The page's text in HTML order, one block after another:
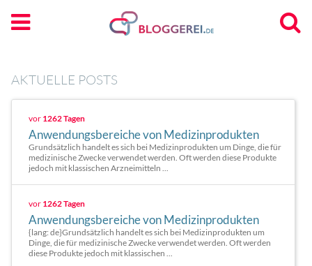
AKTUELLE POSTS
vor 1262 Tagen
Anwendungsbereiche von Medizinprodukten
Grundsätzlich handelt es sich bei Medizinprodukten um Dinge, die für
medizinische Zwecke verwendet werden. Oft werden diese Produkte
jedoch mit klassischen Arzneimitteln ...
vor 1262 Tagen
Anwendungsbereiche von Medizinprodukten
{lang: de}Grundsätzlich handelt es sich bei Medizinprodukten um
Dinge, die für medizinische Zwecke verwendet werden. Oft werden
diese Produkte jedoch mit klassischen ...